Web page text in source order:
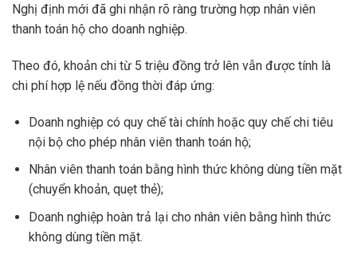
Nghị định mới đã ghi nhận rõ ràng trường hợp nhân viên
thanh toán hộ cho doanh nghiệp.
Theo đó, khoản chi từ 5 triệu đồng trở lên vẫn được tính là
chi phí hợp lệ nếu đồng thời đáp ứng:
Doanh nghiệp có quy chế tài chính hoặc quy chế chi tiêu
nội bộ cho phép nhân viên thanh toán hộ;
Nhân viên thanh toán bằng hình thức không dùng tiền mặt
(chuyển khoản, quẹt thẻ);
Doanh nghiệp hoàn trả lại cho nhân viên bằng hình thức
không dùng tiền mặt.